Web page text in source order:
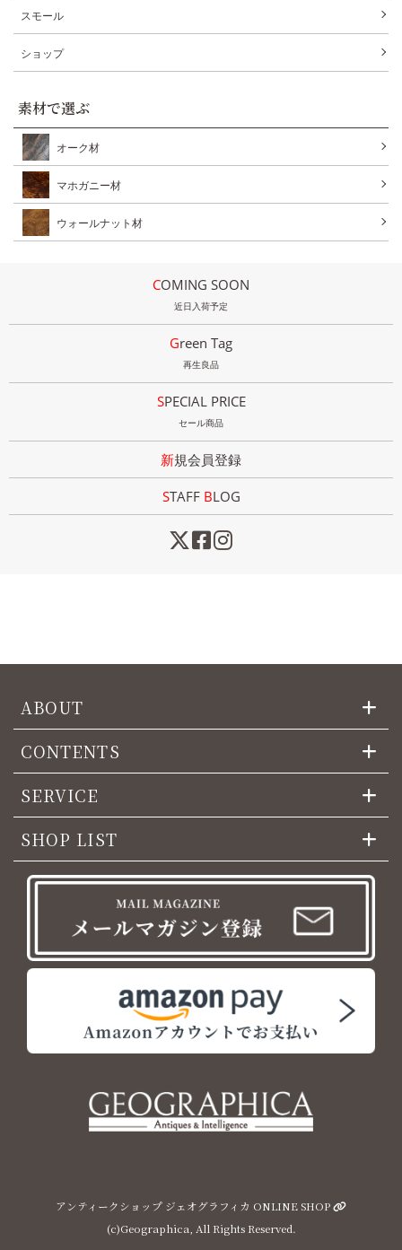
スモール
ショップ
素材で選ぶ
オーク材
マホガニー材
ウォールナット材
COMING SOON
近日入荷予定
Green Tag
再生良品
SPECIAL PRICE
セール商品
新規会員登録
STAFF BLOG
ABOUT
CONTENTS
SERVICE
SHOP LIST
アンティークショップ ジェオグラフィカ ONLINE SHOP
(c)Geographica, All Rights Reserved.